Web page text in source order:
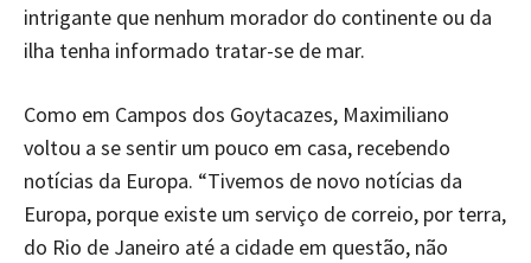
intrigante que nenhum morador do continente ou da
ilha tenha informado tratar-se de mar.
Como em Campos dos Goytacazes, Maximiliano
voltou a se sentir um pouco em casa, recebendo
notícias da Europa. “Tivemos de novo notícias da
Europa, porque existe um serviço de correio, por terra,
do Rio de Janeiro até a cidade em questão, não